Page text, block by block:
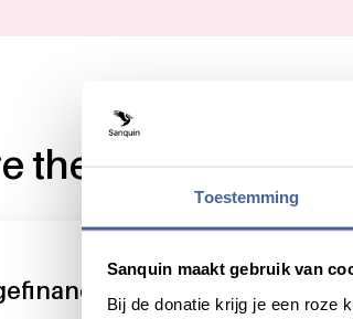
Toestemming
Sanquin maakt gebruik van
Bij de donatie krijg je een roze
thema's
door de EU